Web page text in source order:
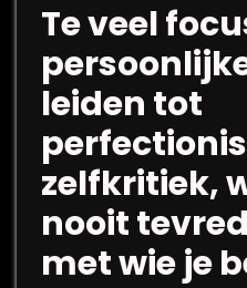
Te veel
leiden tot
zelfkritiek,
nooit
met wie je